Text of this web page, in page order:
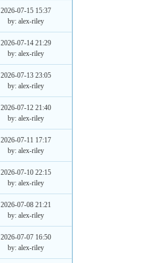
2026-07-15 15:37
by: alex-riley
2026-07-14 21:29
by: alex-riley
2026-07-13 23:05
by: alex-riley
2026-07-12 21:40
by: alex-riley
2026-07-11 17:17
by: alex-riley
2026-07-10 22:15
by: alex-riley
2026-07-08 21:21
by: alex-riley
2026-07-07 16:50
by: alex-riley